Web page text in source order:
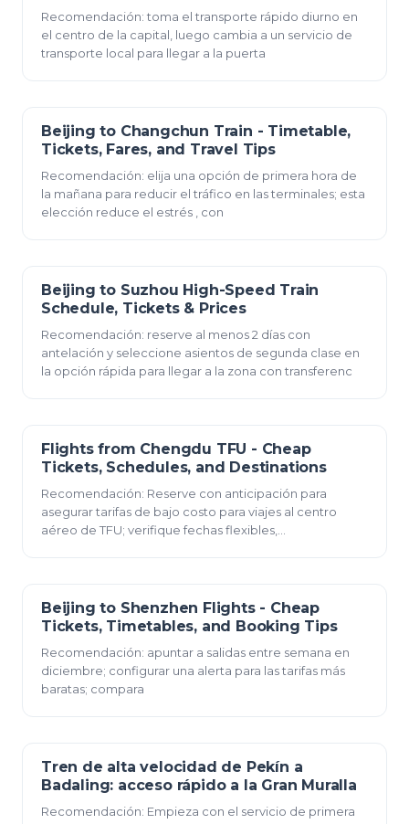
Recomendación: toma el transporte rápido diurno en
el centro de la capital, luego cambia a un servicio de
transporte local para llegar a la puerta
23 de diciembre de 2025
Beijing to Changchun Train - Timetable,
Tickets, Fares, and Travel Tips
Recomendación: elija una opción de primera hora de
la mañana para reducir el tráfico en las terminales; esta
elección reduce el estrés , con
23 de diciembre de 2025
Beijing to Suzhou High-Speed Train
Schedule, Tickets & Prices
Recomendación: reserve al menos 2 días con
antelación y seleccione asientos de segunda clase en
la opción rápida para llegar a la zona con transferenc
23 de diciembre de 2025
Flights from Chengdu TFU - Cheap
Tickets, Schedules, and Destinations
Recomendación: Reserve con anticipación para
asegurar tarifas de bajo costo para viajes al centro
aéreo de TFU; verifique fechas flexibles,
23 de diciembre de 2025
Beijing to Shenzhen Flights - Cheap
Tickets, Timetables, and Booking Tips
Recomendación: apuntar a salidas entre semana en
diciembre; configurar una alerta para las tarifas más
baratas; compara
23 de diciembre de 2025
Tren de alta velocidad de Pekín a
Badaling: acceso rápido a la Gran Muralla
Recomendación: Empieza con el servicio de primera